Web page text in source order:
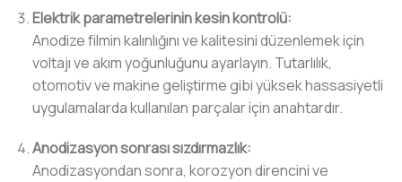
Elektrik parametrelerinin kesin kontrolü:
Anodize filmin kalınlığını ve kalitesini düzenlemek için
voltajı ve akım yoğunluğunu ayarlayın. Tutarlılık,
otomotiv ve makine geliştirme gibi yüksek hassasiyetli
uygulamalarda kullanılan parçalar için anahtardır.
Anodizasyon sonrası sızdırmazlık:
Anodizasyondan sonra, korozyon direncini ve